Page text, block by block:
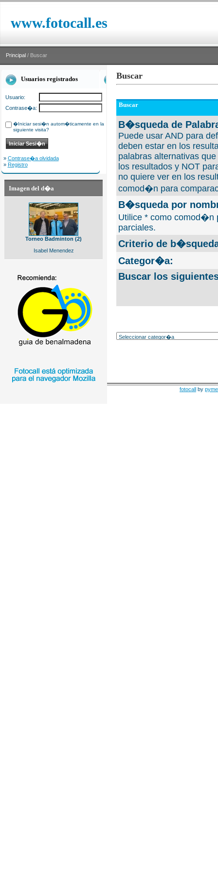
www.fotocall.es
Principal / Buscar
Usuarios registrados
Usuario:
Contrase�a:
�Iniciar sesi�n autom�ticamente en la
siguiente visita?
» Contrase�a olvidada
» Registro
Imagen del d�a
Torneo Badminton (2)
Isabel Menendez
Buscar
Buscar
B�squeda de
Puede usar AND para
deben estar en los
palabras alternativas
los resultados y NOT
no quiere ver en los
comod�n para
B�squeda por
Utilice * como comod�n
parciales.
Criterio de
Categor�a:
Buscar los
fotocall by